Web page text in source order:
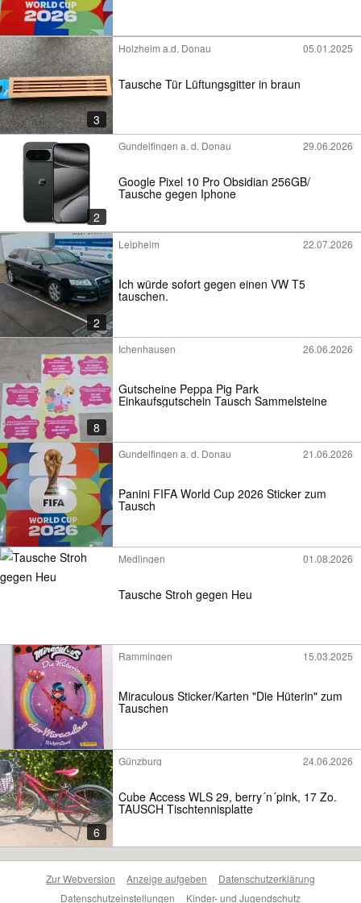
3
Holzheim a.d. Donau 05.01.2025
Tausche Tür Lüftungsgitter in braun
2
Gundelfingen a. d. Donau 29.06.2026
Google Pixel 10 Pro Obsidian 256GB/
Tausche gegen Iphone
2
Leipheim 22.07.2026
Ich würde sofort gegen einen VW T5
tauschen.
8
Ichenhausen 26.06.2026
Gutscheine Peppa Pig Park
Einkaufsgutschein Tausch Sammelsteine
Gundelfingen a. d. Donau 21.06.2026
Panini FIFA World Cup 2026 Sticker zum
Tausch
Medlingen 01.08.2026
Tausche Stroh gegen Heu
Rammingen 15.03.2025
Miraculous Sticker/Karten "Die Hüterin" zum
Tauschen
6
Günzburg 24.06.2026
Cube Access WLS 29, berry´n´pink, 17 Zo.
TAUSCH Tischtennisplatte
Zur Webversion Anzeige aufgeben
Datenschutzerklärung
Datenschutzeinstellungen
Kinder- und Jugendschutz